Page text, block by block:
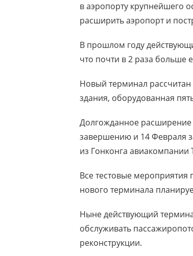
в аэропорту крупнейшего
расширить аэропорт и
В прошлом году
что почти в 2 раза больше
Новый терминал
здания, оборудованная
Долгожданное расширение
завершению и 14 Февраля
из Гонконга авиакомпании
Все тестовые
нового терминала
Ныне действующий
обслуживать
реконструкции.